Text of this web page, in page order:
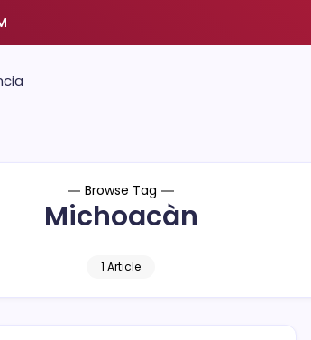
Browse Tag
Michoacàn
1 Article